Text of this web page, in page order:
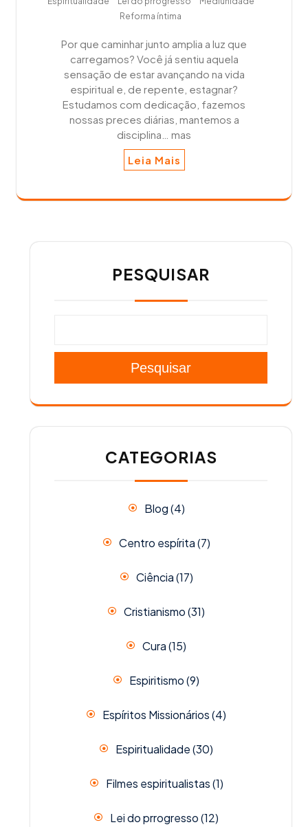
Reforma íntima
Por que caminhar junto amplia a luz que
carregamos? Você já sentiu aquela
sensação de estar avançando na vida
espiritual e, de repente, estagnar?
Estudamos com dedicação, fazemos
nossas preces diárias, mantemos a
disciplina… mas
Leia Mais
PESQUISAR
Pesquisar
CATEGORIAS
Blog(4)
Centro espírita(7)
Ciência(17)
Cristianismo(31)
Cura(15)
Espiritismo(9)
Espíritos Missionários(4)
Espiritualidade(30)
Filmes espiritualistas(1)
Lei do prrogresso(12)